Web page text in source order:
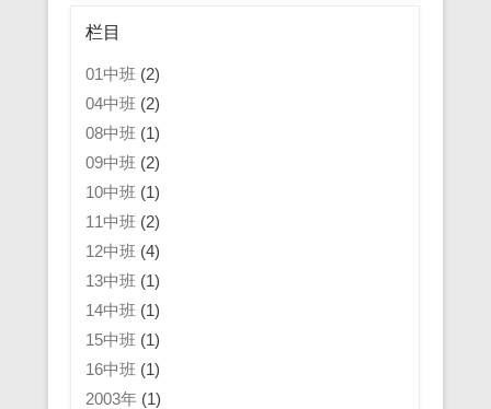
栏目
01中班 (2)
04中班 (2)
08中班 (1)
09中班 (2)
10中班 (1)
11中班 (2)
12中班 (4)
13中班 (1)
14中班 (1)
15中班 (1)
16中班 (1)
2003年(1)